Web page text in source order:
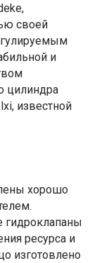
своей
и
цилиндра
известной
хорошо
гидроклапаны
ресурса и
изготовлено